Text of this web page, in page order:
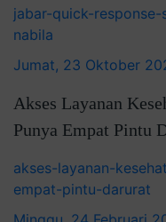
jabar-quick-
nabila
Jumat, 23 Oktober
Akses Layanan
Punya Empat Pintu
akses-layanan-
empat-pintu-darurat